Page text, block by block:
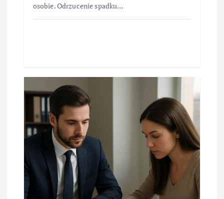
osobie. Odrzucenie spadku…